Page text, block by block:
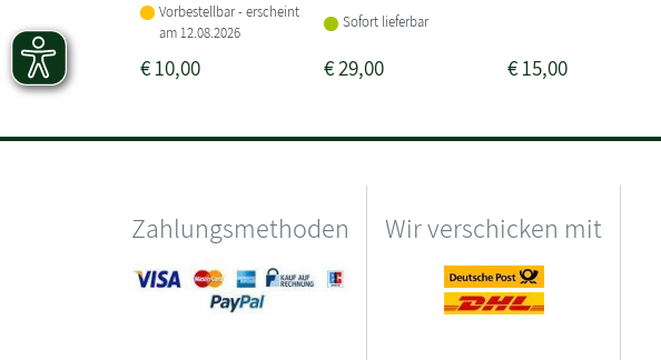
Vorbestellbar - erscheint
am 12.08.2026
€10,00
Sofort lieferbar
€29,00 €15,00
Zahlungsmethoden Wir verschicken mit